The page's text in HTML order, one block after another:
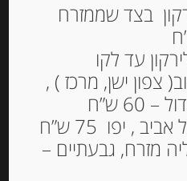
בצד שממזרח
עד לקו
צפון ישן, מרכז ) ,
ש”ח
, יפו 75 ש”ח
מזרח, גבעתיים –